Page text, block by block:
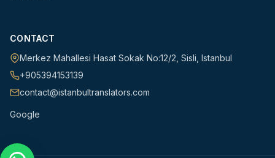
CONTACT
Merkez Mahallesi Hasat Sokak No:12/2 Sisli Istanbul
+905394153139
contact@istanbultranslators.com
Google